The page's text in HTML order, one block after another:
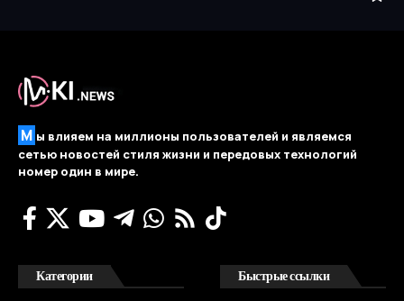
М ы влияем на миллионы пользователей и являемся
сетью новостей стиля жизни и передовых технологий
номер один в мире.
Категории Быстрые ссылки